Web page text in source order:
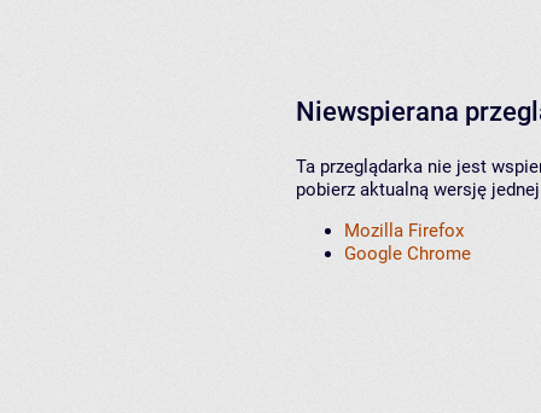
Niewspierana
Ta przeglądarka nie jest
pobierz aktualną wersję
Mozilla Firefox
Google Chrome